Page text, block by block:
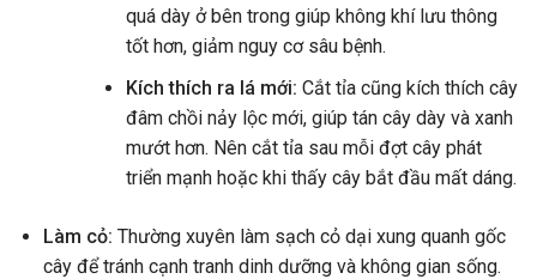
quá dày ở bên trong giúp không khí lưu thông
tốt hơn, giảm nguy cơ sâu bệnh.
Kích thích ra lá mới: Cắt tỉa cũng kích thích cây
đâm chồi nảy lộc mới, giúp tán cây dày và xanh
mướt hơn. Nên cắt tỉa sau mỗi đợt cây phát
triển mạnh hoặc khi thấy cây bắt đầu mất dáng.
Làm cỏ: Thường xuyên làm sạch cỏ dại xung quanh gốc
cây để tránh cạnh tranh dinh dưỡng và không gian sống.